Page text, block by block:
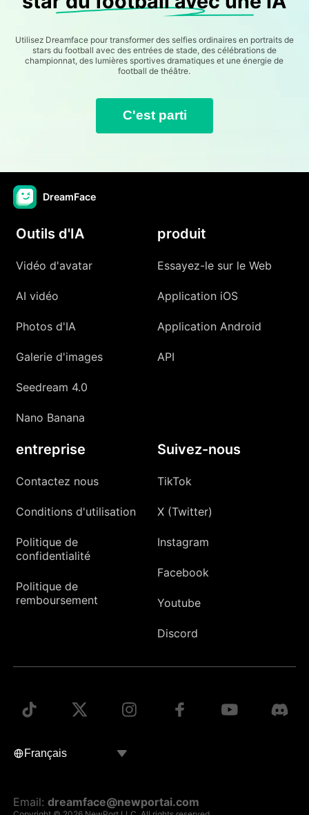
Utilisez Dreamface pour transformer des selfies ordinaires en portraits de
stars du football avec des entrées de stade, des célébrations de
championnat, des lumières sportives dramatiques et une énergie de
football de théâtre.
C'est parti
DreamFace
Outils d'IA
Vidéo d'avatar
AI vidéo
Photos d'IA
Galerie d'images
Seedream 4.0
Nano Banana
produit
Essayez-le sur le Web
Application iOS
Application Android
API
entreprise
Contactez nous
Conditions d'utilisation
Politique de
confidentialité
Politique de
remboursement
Suivez-nous
TikTok
X (Twitter)
Instagram
Facebook
Youtube
Discord
Email:dreamface@newportai.com